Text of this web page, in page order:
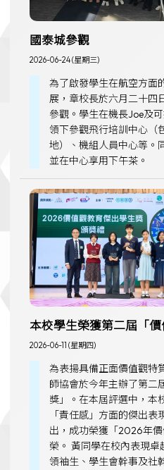
國泰城參觀
2026-06-24 (星期三)
為了啟發學生在航空方面
展，章校長於六月二十四
參觀。學生在機長Joe及
領下參觀飛行培訓中心（
地）、機組人員中心等。
並在中心享用下午茶。
本校學生榮獲第二屆「價
2026-06-11 (星期四)
為表揚具備正面價值觀特
師協會於今年主辦了第二
獎」。在本屆評選中，本
「責任感」方面的傑出
出，成功榮獲「2026年
榮。 黃同學在校內表現
領袖生、學生會幹事及社